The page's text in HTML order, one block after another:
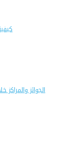
الجوائز والمراكز